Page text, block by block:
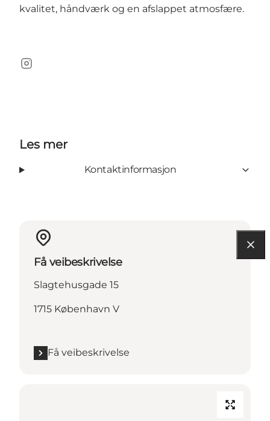
kvalitet, håndværk og en afslappet atmosfære.
Instagram
Les mer
Kontaktinformasjon
Få veibeskrivelse
Slagtehusgade 15
1715 København V
Få veibeskrivelse